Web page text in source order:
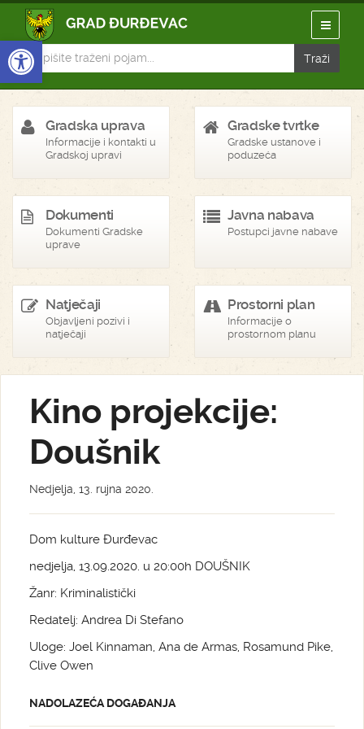
Open toolbar
Gradska uprava
Informacije i kontakti u
Gradskoj upravi
Gradske tvrtke
Gradske ustanove i
poduzeća
Dokumenti
Dokumenti Gradske
uprave
Javna nabava
Postupci javne nabave
Natječaji
Objavljeni pozivi i
natječaji
Prostorni plan
Informacije o
prostornom planu
Kino projekcije:
Doušnik
Nedjelja, 13. rujna 2020.
Dom kulture Đurđevac
nedjelja, 13.09.2020. u 20:00h DOUŠNIK
Žanr: Kriminalistički
Redatelj: Andrea Di Stefano
Uloge: Joel Kinnaman, Ana de Armas, Rosamund Pike,
Clive Owen
NADOLAZEĆA DOGAĐANJA